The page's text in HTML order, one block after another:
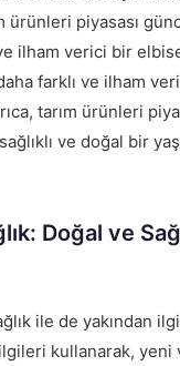
ürünleri piyasası
ilham verici bir
farklı ve ilham
tarım ürünleri
ve doğal bir
Doğal ve
ile de yakından
kullanarak,